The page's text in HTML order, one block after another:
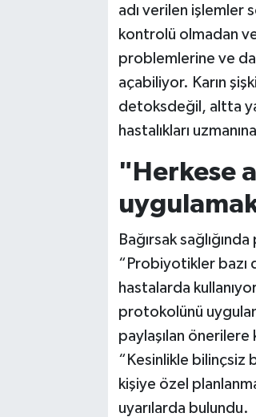
adı verilen işlemler
kontrolü olmadan
problemlerine ve
açabiliyor. Karın
detoksdeğil, altta
hastalıkları
"Herkese
Bağırsak
“Probiyotikler bazı
hastalarda
protokolünü
paylaşılan
“Kesinlikle bilinçsiz
kişiye özel
uyarılarda bulundu.